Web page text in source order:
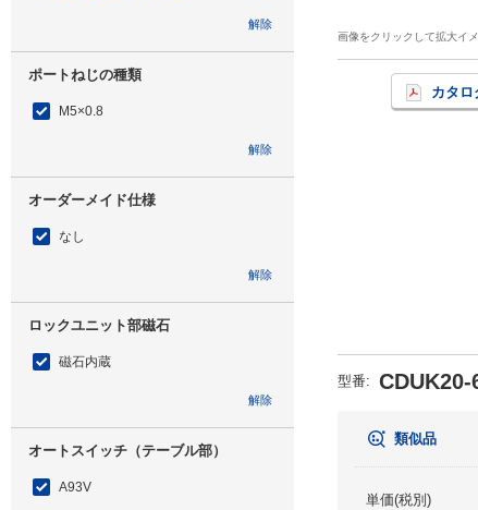
解除
ポートねじの種類
M5×0.8
解除
オーダーメイド仕様
なし
解除
ロックユニット部磁石
磁石内蔵
解除
オートスイッチ（テーブル部）
A93V
画像をクリックして拡大イ
カタロ
型番: CDUK20-
類似品
単価(税別)